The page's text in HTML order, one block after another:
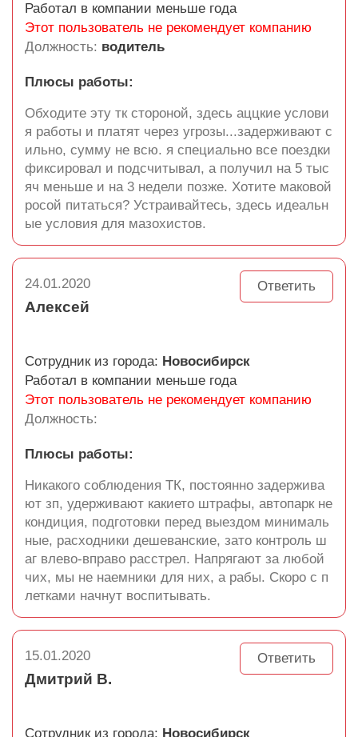
Работал в компании меньше года
Этот пользователь не рекомендует компанию
Должность: водитель
Плюсы работы:
Обходите эту тк стороной, здесь аццкие услови
я работы и платят через угрозы...задерживают с
ильно, сумму не всю. я специально все поездки
фиксировал и подсчитывал, а получил на 5 тыс
яч меньше и на 3 недели позже. Хотите маковой
росой питаться? Устраивайтесь, здесь идеальн
ые условия для мазохистов.
24.01.2020 Ответить
Алексей
Сотрудник из города: Новосибирск
Работал в компании меньше года
Этот пользователь не рекомендует компанию
Должность:
Плюсы работы:
Никакого соблюдения ТК, постоянно задержива
ют зп, удерживают какието штрафы, автопарк не
кондиция, подготовки перед выездом минималь
ные, расходники дешеванские, зато контроль ш
аг влево-вправо расстрел. Напрягают за любой
чих, мы не наемники для них, а рабы. Скоро с п
летками начнут воспитывать.
15.01.2020 Ответить
Дмитрий В.
Сотрудник из города: Новосибирск